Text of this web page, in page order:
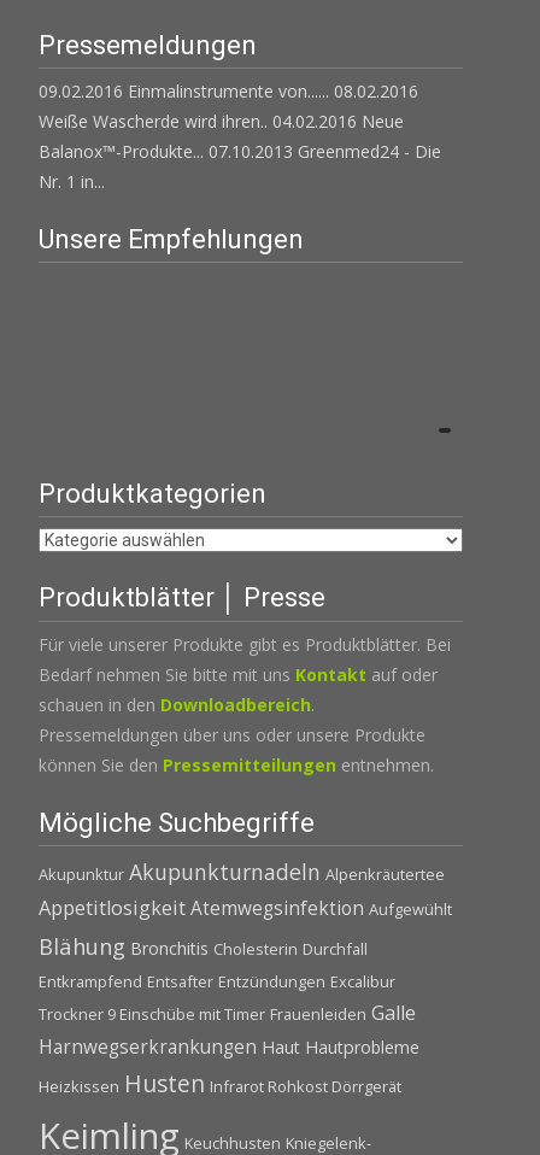
Pressemeldungen
09.02.2016 Einmalinstrumente von...... 08.02.2016
Weiße Wascherde wird ihren.. 04.02.2016 Neue
Balanox™-Produkte... 07.10.2013 Greenmed24 - Die
Nr. 1 in...
Unsere Empfehlungen
Produktkategorien
Produktblätter │ Presse
Für viele unserer Produkte gibt es Produktblätter. Bei
Bedarf nehmen Sie bitte mit uns Kontakt auf oder
schauen in den Downloadbereich.
Pressemeldungen über uns oder unsere Produkte
können Sie den Pressemitteilungen entnehmen.
Mögliche Suchbegriffe
Akupunktur Akupunkturnadeln Alpenkräutertee
AppetitlosigkeitAtemwegsinfektion Aufgewühlt
Blähung Bronchitis Cholesterin Durchfall
Entkrampfend Entsafter Entzündungen Excalibur
Trockner 9 Einschübe mit Timer Frauenleiden Galle
Harnwegserkrankungen Haut Hautprobleme
Heizkissen Husten Infrarot Rohkost Dörrgerät
Keimling Keuchhusten Kniegelenk-